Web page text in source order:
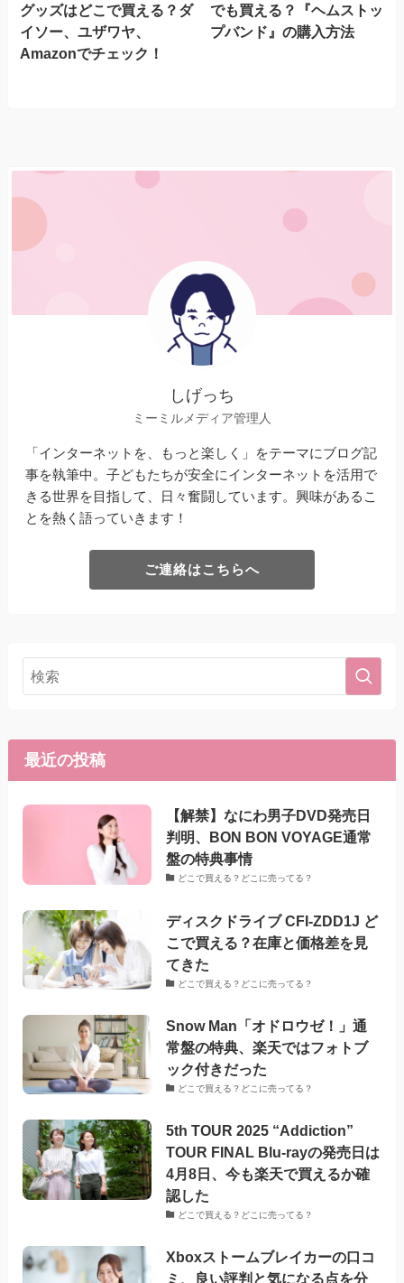
グッズはどこで買える？ダ
イソー、ユザワヤ、
Amazonでチェック！
でも買える？『ヘムストッ
プバンド』の購入方法
しげっち
ミーミルメディア管理人
「インターネットを、もっと楽しく」をテーマにブログ記
事を執筆中。子どもたちが安全にインターネットを活用で
きる世界を目指して、日々奮闘しています。興味があるこ
とを熱く語っていきます！
ご連絡はこちらへ
最近の投稿
【解禁】なにわ男子DVD発売日
判明、BON BON VOYAGE通常
盤の特典事情
どこで買える？どこに売ってる？
ディスクドライブ CFI-ZDD1J ど
こで買える？在庫と価格差を見
てきた
どこで買える？どこに売ってる？
Snow Man「オドロウゼ！」通
常盤の特典、楽天ではフォトブ
ック付きだった
どこで買える？どこに売ってる？
5th TOUR 2025 “Addiction”
TOUR FINAL Blu-rayの発売日は
4月8日、今も楽天で買えるか確
認した
どこで買える？どこに売ってる？
Xboxストームブレイカーの口コ
ミ、良い評判と気になる点を分